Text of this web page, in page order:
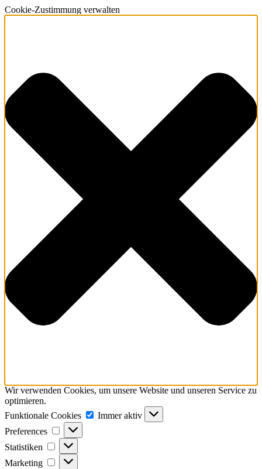
Cookie-Zustimmung verwalten
Wir verwenden Cookies, um unsere Website und unseren Service zu
optimieren.
Funktionale Cookies
Funktionale
Cookies
Immer aktiv
Preferences
Preferences
Statistiken Statistiken
Marketing Marketing